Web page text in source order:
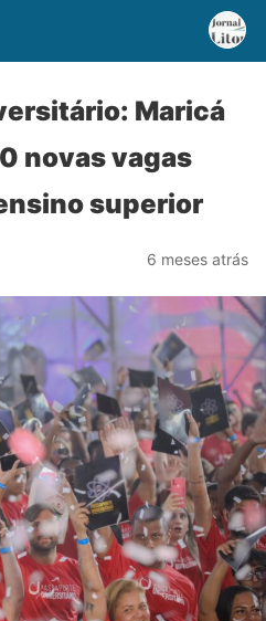
Maricá
novas vagas
superior
6 meses atrás